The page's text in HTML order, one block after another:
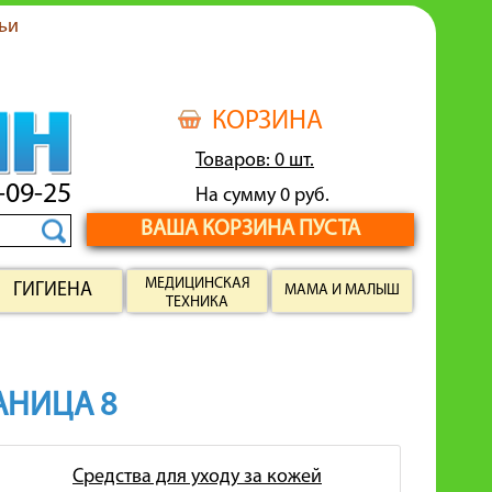
КОРЗИНА
Товаров: 0 шт.
На сумму 0 руб.
ВАША КОРЗИНА ПУСТА
25
ГИГИЕНА
МЕДИЦИНСКАЯ
ТЕХНИКА
МАМА И МАЛЫШ
8
Средства для уходу за кожей